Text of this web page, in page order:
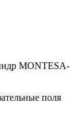
MONTESA-
поля